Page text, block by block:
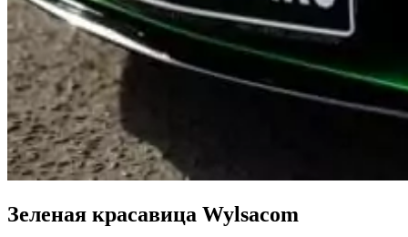
Зеленая красавица Wylsacom